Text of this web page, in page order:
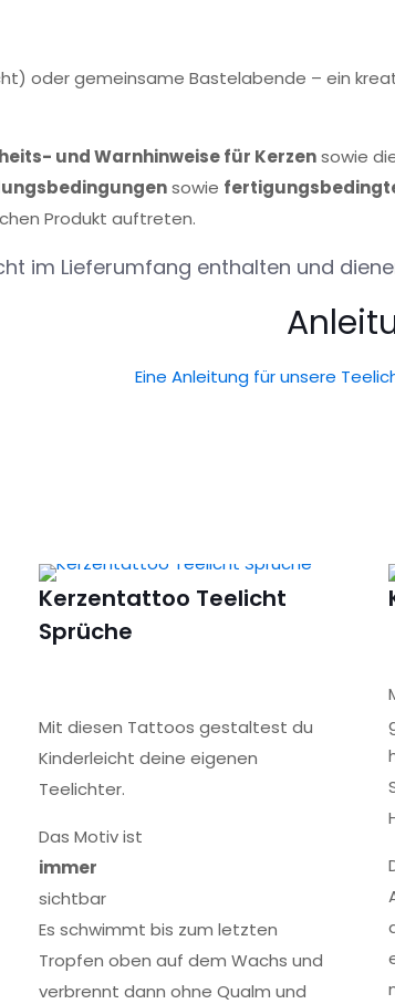
oder gemeinsame Bastelabende – ein
und Warnhinweise für Kerzensowie
sowie
Produkt auftreten.
im Lieferumfang enthalten und
Eine Anleitung für unsere
Kerzentattoo Teelicht
Sprüche
Mit diesen Tattoos gestaltest du
Kinderleicht deine eigenen
Teelichter.
Das Motiv ist
immer
sichtbar
Es schwimmt bis zum letzten
Tropfen oben auf dem Wachs und
verbrennt dann ohne Qualm und